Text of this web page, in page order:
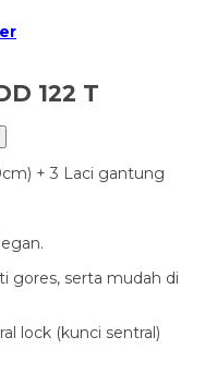
122 T
+ 3 Laci gantung
gores, serta mudah di
lock (kunci sentral)